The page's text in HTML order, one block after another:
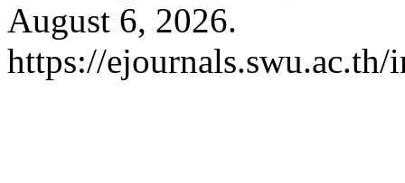
August 6, 2026.
https://